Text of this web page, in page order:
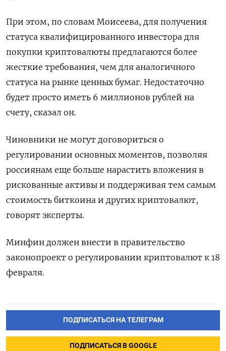
При этом, по словам Моисеева, для получения
статуса квалифицированного инвестора для
покупки криптовалюты предлагаются более
жесткие требования, чем для аналогичного
статуса на рынке ценных бумаг. Недостаточно
будет просто иметь 6 миллионов рублей на
счету, сказал он.
Чиновники не могут договориться о
регулировании основных моментов, позволяя
россиянам еще больше нарастить вложения в
рискованные активы и поддерживая тем самым
стоимость биткоина и других криптовалют,
говорят эксперты.
Минфин должен внести в правительство
законопроект о регулировании криптовалют к 18
февраля.
ПОДПИСАТЬСЯ НА ТЕЛЕГРАМ
ПОДПИСАТЬСЯ В GOOGLE